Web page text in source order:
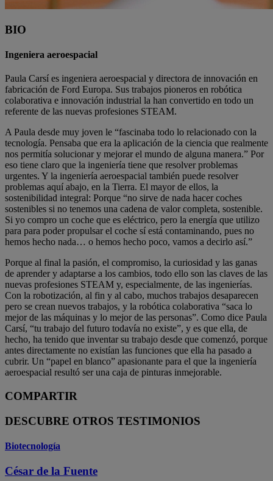
BIO
Ingeniera aeroespacial
Paula Carsí es ingeniera aeroespacial y directora de innovación en
fabricación de Ford Europa. Sus trabajos pioneros en robótica
colaborativa e innovación industrial la han convertido en todo un
referente de las nuevas profesiones STEAM.
A Paula desde muy joven le “fascinaba todo lo relacionado con la
tecnología. Pensaba que era la aplicación de la ciencia que realmente
nos permitía solucionar y mejorar el mundo de alguna manera.” Por
eso tiene claro que la ingeniería tiene que resolver problemas
urgentes. Y la ingeniería aeroespacial también puede resolver
problemas aquí abajo, en la Tierra. El mayor de ellos, la
sostenibilidad integral: Porque “no sirve de nada hacer coches
sostenibles si no tenemos una cadena de valor completa, sostenible.
Si yo compro un coche que es eléctrico, pero la energía que utilizo
para para poder propulsar el coche sí está contaminando, pues no
hemos hecho nada… o hemos hecho poco, vamos a decirlo así.”
Porque al final la pasión, el compromiso, la curiosidad y las ganas
de aprender y adaptarse a los cambios, todo ello son las claves de las
nuevas profesiones STEAM y, especialmente, de las ingenierías.
Con la robotización, al fin y al cabo, muchos trabajos desaparecen
pero se crean nuevos trabajos, y la robótica colaborativa “saca lo
mejor de las máquinas y lo mejor de las personas”. Como dice Paula
Carsí, “tu trabajo del futuro todavía no existe”, y es que ella, de
hecho, ha tenido que inventar su trabajo desde que comenzó, porque
antes directamente no existían las funciones que ella ha pasado a
cubrir. Un “papel en blanco” apasionante para el que la ingeniería
aeroespacial resultó ser una caja de pinturas inmejorable.
COMPARTIR
DESCUBRE OTROS TESTIMONIOS
Biotecnología
César de la Fuente